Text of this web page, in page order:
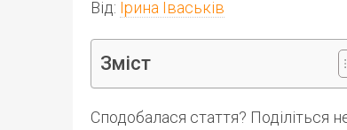
Від: Ірина Іваськів
Зміст
Сподобалася стаття? Поділіться